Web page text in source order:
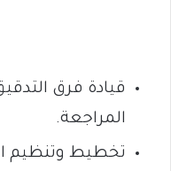
قيادة فرق
المراجعة.
تخطيط وتنظيم